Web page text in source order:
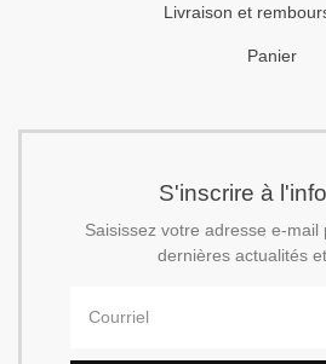
Livraison et
Panier
S'inscrire à
Saisissez votre adresse e-
dernières actualités